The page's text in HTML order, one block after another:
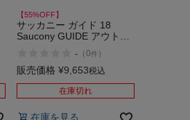
【55%OFF】
サッカニー ガイド 18
Saucony GUIDE アウトレ
- （0件 ）
販売価格 ¥9,653税込
在庫切れ
在庫を見る